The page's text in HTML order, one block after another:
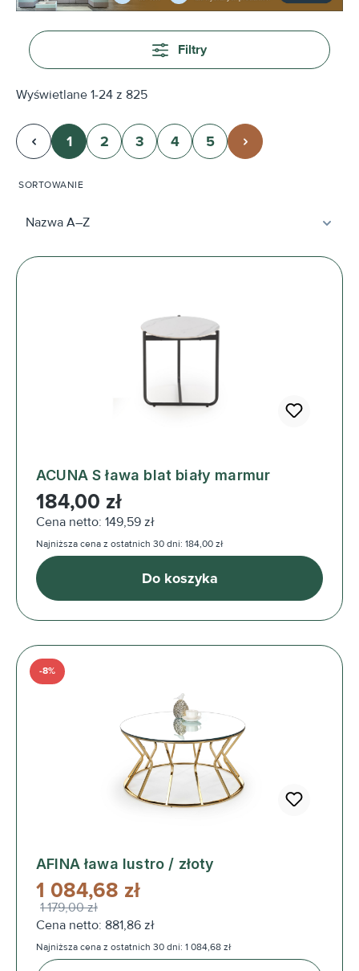
Filtry
Wyświetlane 1-24 z 825
Strona
1 Strona
2 Strona
3 Strona
4 Strona
5
SORTOWANIE
ACUNA S ława blat biały marmur
Cena regularna:
184,00 zł
Cena netto: 149,59 zł
Najniższa cena z ostatnich 30 dni: 184,00 zł
Do koszyka
AFINA ława lustro / złoty
-8%
1 084,68 zł
1 179,00 zł
Cena netto: 881,86 zł
Najniższa cena z ostatnich 30 dni: 1 084,68 zł